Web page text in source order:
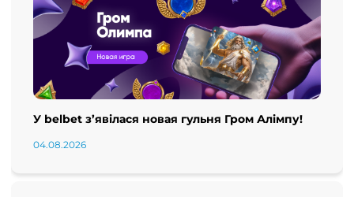
У belbet з’явілася новая гульня Гром Алімпу!
04.08.2026